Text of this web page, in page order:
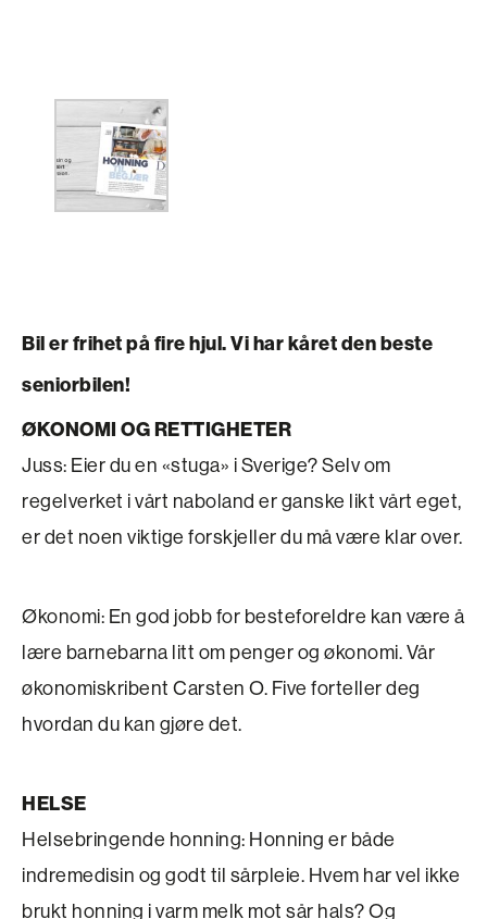
Bil er frihet på fire hjul. Vi har kåret den beste
seniorbilen!
ØKONOMI OG RETTIGHETER
Juss: Eier du en «stuga» i Sverige? Selv om
regelverket i vårt naboland er ganske likt vårt eget,
er det noen viktige forskjeller du må være klar over.
Økonomi: En god jobb for besteforeldre kan være å
lære barnebarna litt om penger og økonomi. Vår
økonomiskribent Carsten O. Five forteller deg
hvordan du kan gjøre det.
HELSE
Helsebringende honning: Honning er både
indremedisin og godt til sårpleie. Hvem har vel ikke
brukt honning i varm melk mot sår hals? Og